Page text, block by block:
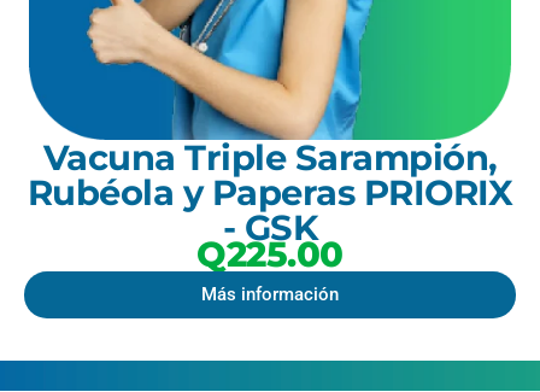
Vacuna Triple Sarampión,
Rubéola y Paperas PRIORIX
- GSK
Q225.00
Más información